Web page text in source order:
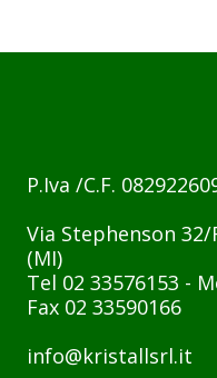
P.Iva /C.F.
Via Stephenson
(MI)
Tel 02 33576153 -
Fax 02 33590166
info@kristallsrl.it